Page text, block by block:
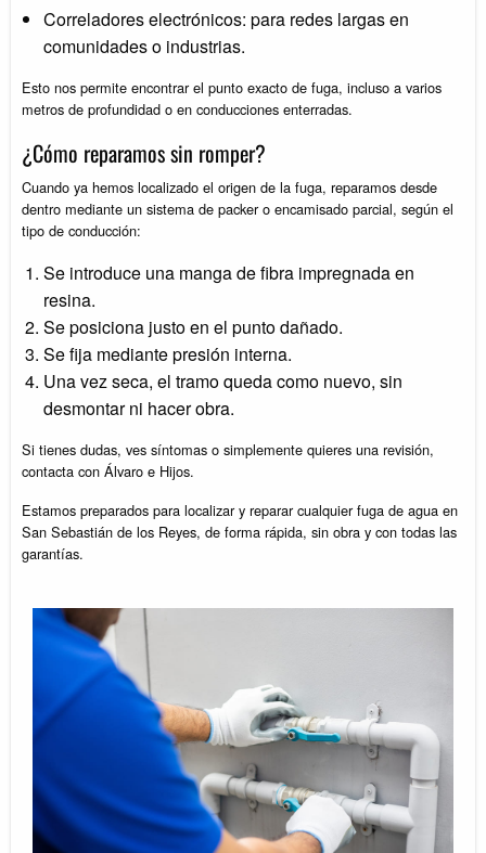
Correladores electrónicos: para redes largas en
comunidades o industrias.
Esto nos permite encontrar el punto exacto de fuga, incluso a varios
metros de profundidad o en conducciones enterradas.
¿Cómo reparamos sin romper?
Cuando ya hemos localizado el origen de la fuga, reparamos desde
dentro mediante un sistema de packer o encamisado parcial, según el
tipo de conducción:
Se introduce una manga de fibra impregnada en
resina.
Se posiciona justo en el punto dañado.
Se fija mediante presión interna.
Una vez seca, el tramo queda como nuevo, sin
desmontar ni hacer obra.
Si tienes dudas, ves síntomas o simplemente quieres una revisión,
contacta con Álvaro e Hijos.
Estamos preparados para localizar y reparar cualquier fuga de agua en
San Sebastián de los Reyes, de forma rápida, sin obra y con todas las
garantías.